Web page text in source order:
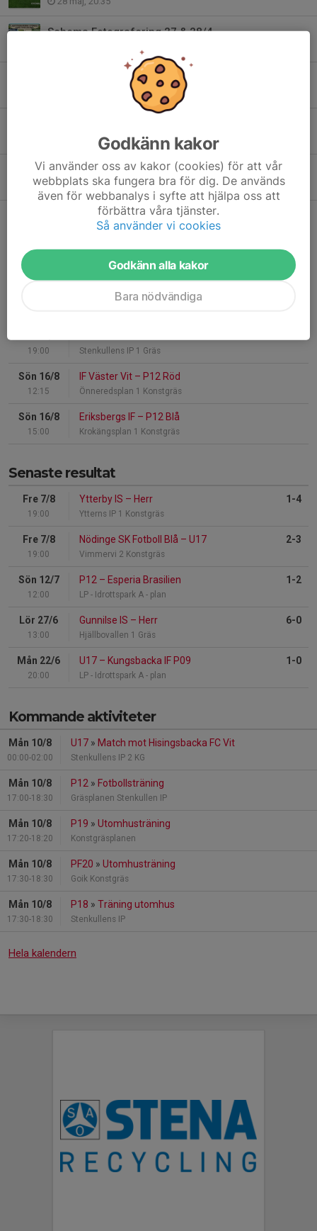
Schema Fotografering 27 & 28/4
Fotbollsleken 2026 födda 2021
30 mar, 19:57
Lerumsloppet 25 April 2026
30 mar, 19:52
Kommande matcher
Mån 10/8
Stenkullens IP 2 KG
SG Ruddalen IF–C-laget
19:00 Stenkullens IP 1 Gräs
Sön 16/8
12:15
IF Väster Vit – P12 Röd
Önneredsplan 1 Konstgräs
Sön 16/8
15:00
Eriksbergs IF – P12 Blå
Krokängsplan 1 Konstgräs
Senaste resultat
Fre 7/8
19:00
Ytterby IS – Herr
Ytterns IP 1 Konstgräs
1-4
Fre 7/8
19:00
Nödinge SK Fotboll Blå – U17
Vimmervi 2 Konstgräs
2-3
Sön 12/7
12:00
P12 – Esperia Brasilien
LP - Idrottspark A - plan
1-2
Lör 27/6
13:00
Gunnilse IS – Herr
Hjällbovallen 1 Gräs
6-0
Mån 22/6
20:00
U17 – Kungsbacka IF P09
LP - Idrottspark A - plan
1-0
Kommande aktiviteter
Mån 10/8
00:00-02:00
U17 » Match mot Hisingsbacka FC Vit
Stenkullens IP 2 KG
Mån 10/8
17:00-18:30
P12 » Fotbollsträning
Gräsplanen Stenkullen IP
Mån 10/8
17:20-18:20
P19 » Utomhusträning
Konstgräsplanen
Mån 10/8
17:30-18:30
PF20 » Utomhusträning
Goik Konstgräs
Mån 10/8
17:30-18:30
P18 » Träning utomhus
Stenkullens IP
Hela kalendern
Godkänn kakor
Vi använder oss av kakor (cookies) för att vår
webbplats ska fungera bra för dig. De används
även för webbanalys i syfte att hjälpa oss att
förbättra våra tjänster.
Så använder vi cookies
Godkänn alla kakor
Bara nödvändiga